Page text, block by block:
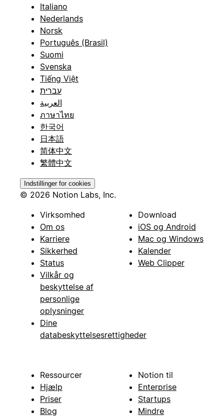
Italiano
Nederlands
Norsk
Português (Brasil)
Suomi
Svenska
Tiếng Việt
עברית
العربية
ภาษาไทย
한국어
日本語
简体中文
繁體中文
Indstillinger for cookies
© 2026 Notion Labs, Inc.
Virksomhed
Om os
Karriere
Sikkerhed
Status
Vilkår og
beskyttelse af
personlige
oplysninger
Dine
databeskyttelsesrettigheder
Download
iOS og Android
Mac og Windows
Kalender
Web Clipper
Ressourcer
Hjælp
Priser
Blog
Notion til
Enterprise
Startups
Mindre